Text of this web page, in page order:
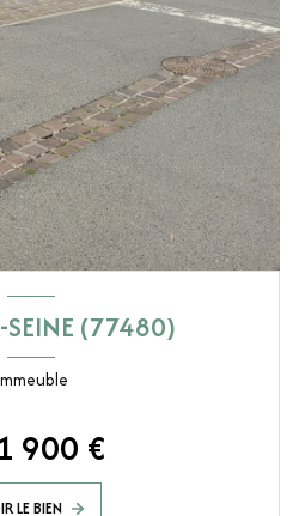
SEINE (77480)
900 €
LE BIEN